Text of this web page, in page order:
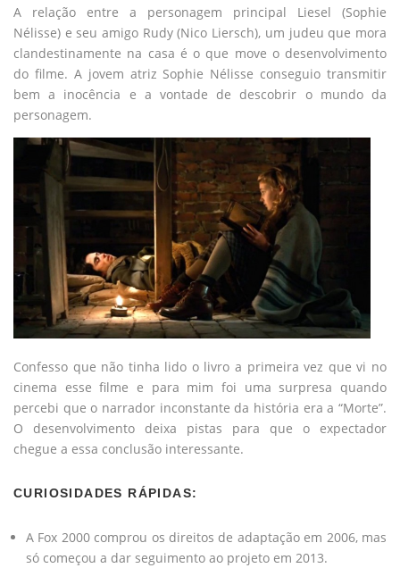
A relação entre a personagem principal Liesel (Sophie
Nélisse) e seu amigo Rudy (Nico Liersch), um judeu que mora
clandestinamente na casa é o que move o desenvolvimento
do filme. A jovem atriz Sophie Nélisse conseguio transmitir
bem a inocência e a vontade de descobrir o mundo da
personagem.
Confesso que não tinha lido o livro a primeira vez que vi no
cinema esse filme e para mim foi uma surpresa quando
percebi que o narrador inconstante da história era a “Morte”.
O desenvolvimento deixa pistas para que o expectador
chegue a essa conclusão interessante.
CURIOSIDADES RÁPIDAS:
A Fox 2000 comprou os direitos de adaptação em 2006, mas
só começou a dar seguimento ao projeto em 2013.